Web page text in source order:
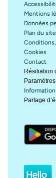
Mentions
Données
Plan du site
Cookies
Contact
Résiliation
Partage